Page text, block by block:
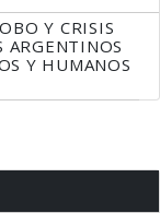
Y CRISIS
ARGENTINOS
Y HUMANOS